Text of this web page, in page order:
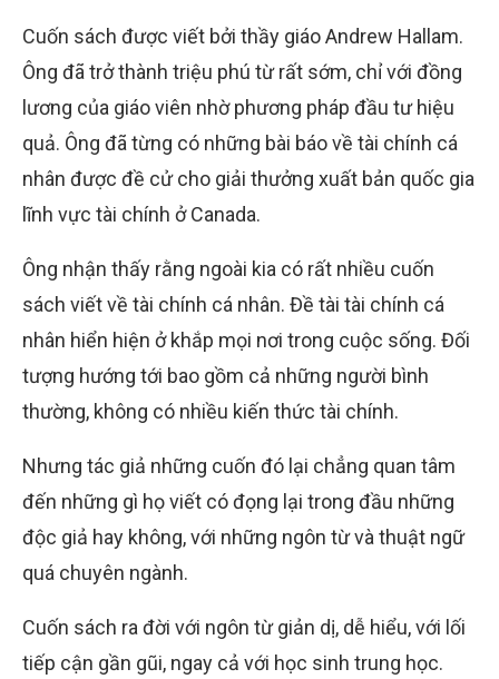
Cuốn sách được viết bởi thầy giáo Andrew Hallam.
Ông đã trở thành triệu phú từ rất sớm, chỉ với đồng
lương của giáo viên nhờ phương pháp đầu tư hiệu
quả. Ông đã từng có những bài báo về tài chính cá
nhân được đề cử cho giải thưởng xuất bản quốc gia
lĩnh vực tài chính ở Canada.
Ông nhận thấy rằng ngoài kia có rất nhiều cuốn
sách viết về tài chính cá nhân. Đề tài tài chính cá
nhân hiển hiện ở khắp mọi nơi trong cuộc sống. Đối
tượng hướng tới bao gồm cả những người bình
thường, không có nhiều kiến thức tài chính.
Nhưng tác giả những cuốn đó lại chẳng quan tâm
đến những gì họ viết có đọng lại trong đầu những
độc giả hay không, với những ngôn từ và thuật ngữ
quá chuyên ngành.
Cuốn sách ra đời với ngôn từ giản dị, dễ hiểu, với lối
tiếp cận gần gũi, ngay cả với học sinh trung học.